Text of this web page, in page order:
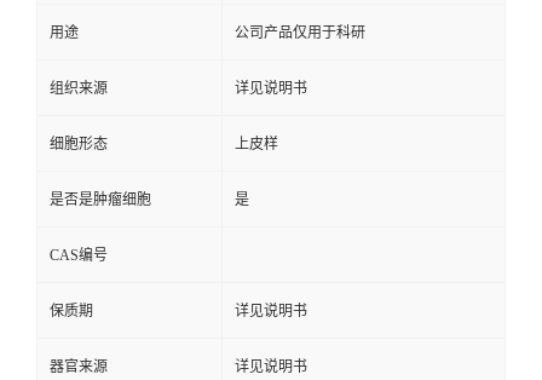
用途 公司产品仅用于科研
组织来源 详见说明书
细胞形态 上皮样
是否是肿瘤细胞 是
CAS编号
保质期 详见说明书
器官来源 详见说明书